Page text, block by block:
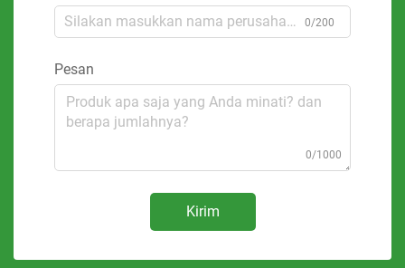
0/200
Pesan
0/1000
Kirim